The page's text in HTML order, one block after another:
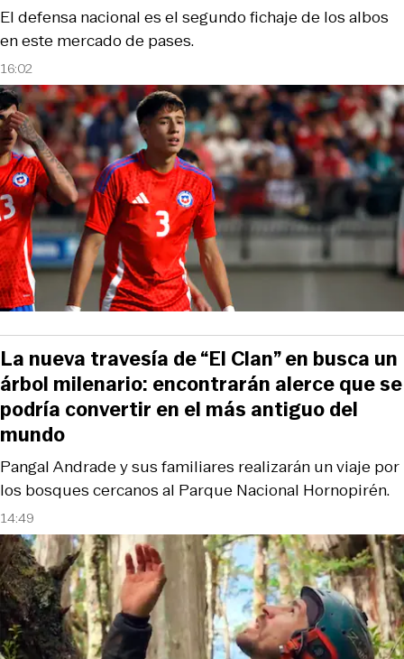
16:02
El defensa nacional es el segundo fichaje de los albos
en este mercado de pases.
14:49
Pangal Andrade y sus familiares realizarán un viaje por
los bosques cercanos al Parque Nacional Hornopirén.
La nueva travesía de “El Clan” en busca un
árbol milenario: encontrarán alerce que se
podría convertir en el más antiguo del
mundo